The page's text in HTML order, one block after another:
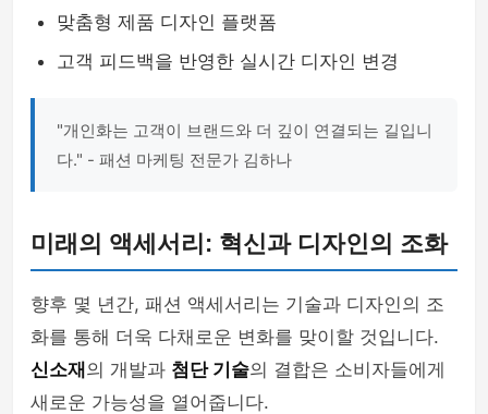
맞춤형 제품 디자인 플랫폼
고객 피드백을 반영한 실시간 디자인 변경
"개인화는 고객이 브랜드와 더 깊이 연결되는 길입니
다." - 패션 마케팅 전문가 김하나
미래의 액세서리: 혁신과 디자인의 조화
향후 몇 년간, 패션 액세서리는 기술과 디자인의 조
화를 통해 더욱 다채로운 변화를 맞이할 것입니다.
신소재 의 개발과 첨단 기술의 결합은 소비자들에게
새로운 가능성을 열어줍니다.